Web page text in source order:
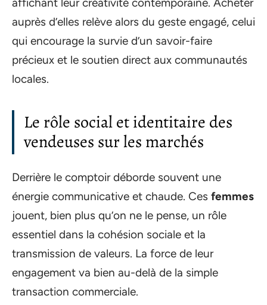
auprès d’elles relève alors du geste engagé, celui
qui encourage la survie d’un savoir-faire
précieux et le soutien direct aux communautés
locales.
Le rôle social et identitaire des
vendeuses sur les marchés
Derrière le comptoir déborde souvent une
énergie communicative et chaude. Ces femmes
jouent, bien plus qu’on ne le pense, un rôle
essentiel dans la cohésion sociale et la
transmission de valeurs. La force de leur
engagement va bien au-delà de la simple
transaction commerciale.